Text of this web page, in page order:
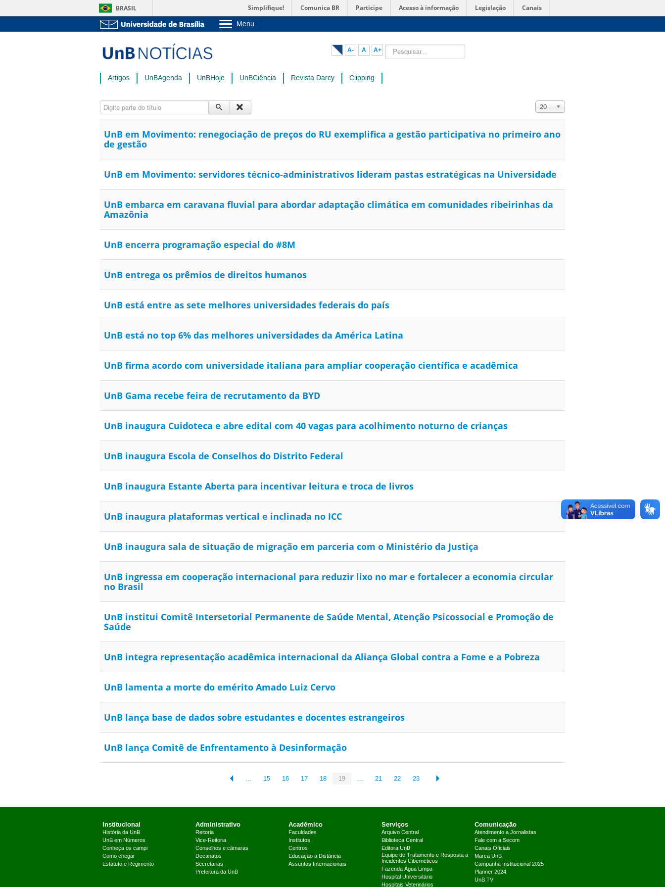
BRASIL Simplifique! Comunica BR Participe Acesso à informação Legislação Canais
Menu
Pós-Graduação
Administração
A- A A+ Pesquisar...
Artigos UnBAgenda UnBHoje UnBCiência Revista Darcy Clipping
Digite parte do título Exibir #
20
UnB em Movimento: renegociação de preços do RU exemplifica a gestão participativa no primeiro ano
de gestão
UnB em Movimento: servidores técnico-administrativos lideram pastas estratégicas na Universidade
UnB embarca em caravana fluvial para abordar adaptação climática em comunidades ribeirinhas da
Amazônia
UnB encerra programação especial do #8M
UnB entrega os prêmios de direitos humanos
UnB está entre as sete melhores universidades federais do país
UnB está no top 6% das melhores universidades da América Latina
UnB firma acordo com universidade italiana para ampliar cooperação científica e acadêmica
UnB Gama recebe feira de recrutamento da BYD
UnB inaugura Cuidoteca e abre edital com 40 vagas para acolhimento noturno de crianças
UnB inaugura Escola de Conselhos do Distrito Federal
UnB inaugura Estante Aberta para incentivar leitura e troca de livros
UnB inaugura plataformas vertical e inclinada no ICC
UnB inaugura sala de situação de migração em parceria com o Ministério da Justiça
UnB ingressa em cooperação internacional para reduzir lixo no mar e fortalecer a economia circular
no Brasil
UnB institui Comitê Intersetorial Permanente de Saúde Mental, Atenção Psicossocial e Promoção de
Saúde
UnB integra representação acadêmica internacional da Aliança Global contra a Fome e a Pobreza
UnB lamenta a morte do emérito Amado Luiz Cervo
UnB lança base de dados sobre estudantes e docentes estrangeiros
UnB lança Comitê de Enfrentamento à Desinformação
... 15 16 17 18 19 ... 21 22 23
Institucional
História da UnB
UnB em Números
Conheça os campi
Como chegar
Estatuto e Regimento
Administrativo
Reitoria
Vice-Reitoria
Conselhos e câmaras
Decanatos
Secretarias
Prefeitura da UnB
Acadêmico
Faculdades
Institutos
Centros
Educação a Distância
Assuntos Internacionais
Serviços
Arquivo Central
Biblioteca Central
Editora UnB
Equipe de Tratamento e Resposta a
Incidentes Cibernéticos
Fazenda Água Limpa
Hospital Universitário
Hospitais Veterinários
Comunicação
Atendimento a Jornalistas
Fale com a Secom
Canais Oficiais
Marca UnB
Campanha Institucional 2025
Planner 2024
UnB TV